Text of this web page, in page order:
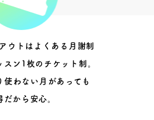
ウトはよくある月謝制
スン1枚のチケット制。
使わない月があっても
だから安心。